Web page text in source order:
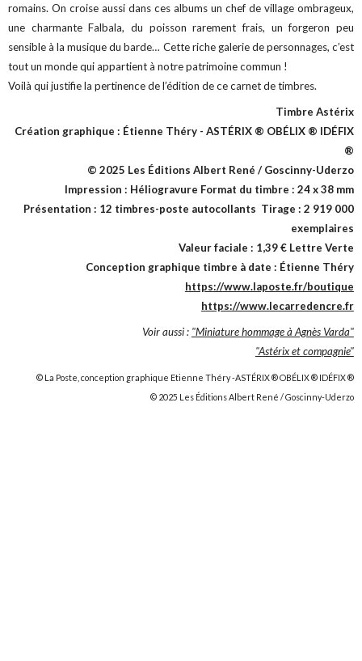
romains. On croise aussi dans ces albums un chef de village ombrageux,
une charmante Falbala, du poisson rarement frais, un forgeron peu
sensible à la musique du barde… Cette riche galerie de personnages, c’est
tout un monde qui appartient à notre patrimoine commun !
Voilà qui justifie la pertinence de l’édition de ce carnet de timbres.
Timbre Astérix
Création graphique : Étienne Théry - ASTÉRIX ® OBÉLIX ® IDÉFIX
®
© 2025 Les Éditions Albert René / Goscinny-Uderzo
Impression : Héliogravure Format du timbre : 24 x 38 mm
Présentation : 12 timbres-poste autocollants Tirage : 2 919 000
exemplaires
Valeur faciale : 1,39 € Lettre Verte
Conception graphique timbre à date : Étienne Théry
https://www.laposte.fr/boutique
https://www.lecarredencre.fr
Voir aussi : "Miniature hommage à Agnès Varda"
"Astérix et compagnie"
© La Poste, conception graphique Etienne Théry -ASTÉRIX ® OBÉLIX ® IDÉFIX ®
© 2025 Les Éditions Albert René / Goscinny-Uderzo